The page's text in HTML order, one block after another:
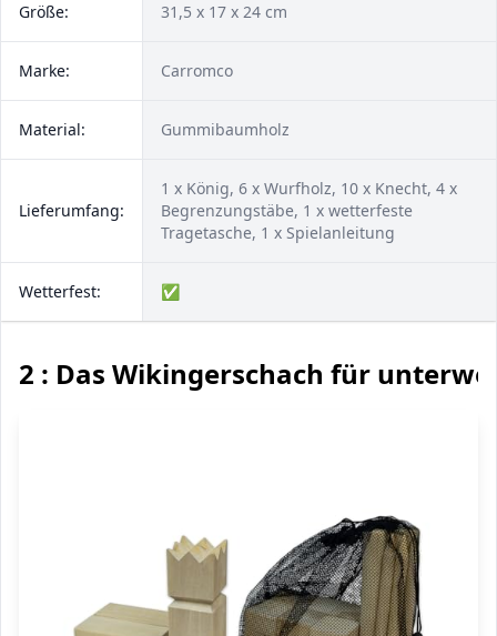
Größe: 31,5 x 17 x 24 cm
Marke: Carromco
Material: Gummibaumholz
Lieferumfang:
1 x König, 6 x Wurfholz, 10 x Knecht, 4 x
Begrenzungstäbe, 1 x wetterfeste
Tragetasche, 1 x Spielanleitung
Wetterfest: ✅
2 : Das Wikingerschach für